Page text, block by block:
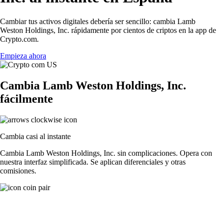
Cambiar tus activos digitales debería ser sencillo: cambia Lamb
Weston Holdings, Inc. rápidamente por cientos de criptos en la app de
Crypto.com.
Empieza ahora
Cambia Lamb Weston Holdings, Inc.
fácilmente
Cambia casi al instante
Cambia Lamb Weston Holdings, Inc. sin complicaciones. Opera con
nuestra interfaz simplificada. Se aplican diferenciales y otras
comisiones.